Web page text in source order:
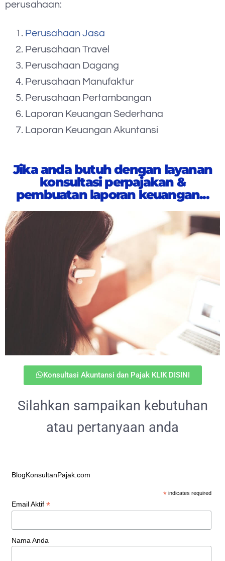
perusahaan:
Perusahaan Jasa
Perusahaan Travel
Perusahaan Dagang
Perusahaan Manufaktur
Perusahaan Pertambangan
Laporan Keuangan Sederhana
Laporan Keuangan Akuntansi
Jika anda butuh dengan layanan
konsultasi perpajakan &
pembuatan laporan keuangan...
Konsultasi Akuntansi dan Pajak KLIK DISINI
Silahkan sampaikan kebutuhan
atau pertanyaan anda
BlogKonsultanPajak.com
* indicates required
Email Aktif *
Nama Anda